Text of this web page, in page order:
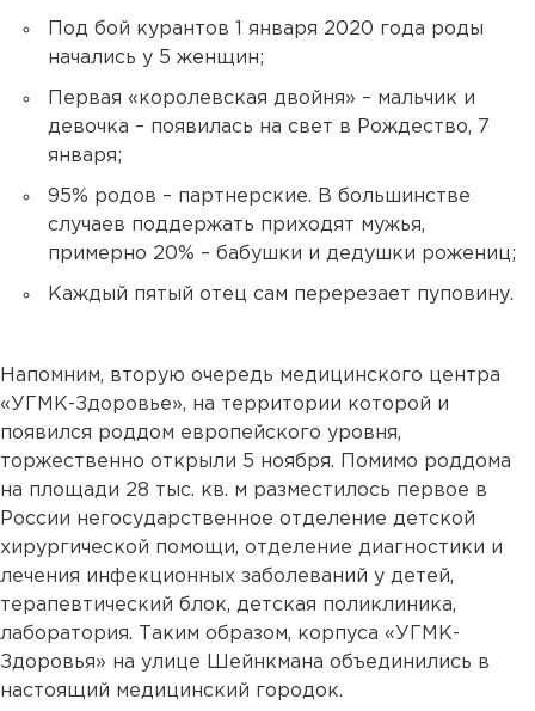
Под бой курантов 1 января 2020 года роды
начались у 5 женщин;
Первая «королевская двойня» – мальчик и
девочка – появилась на свет в Рождество, 7
января;
95% родов – партнерские. В большинстве
случаев поддержать приходят мужья,
примерно 20% – бабушки и дедушки рожениц;
Каждый пятый отец сам перерезает пуповину.
Напомним, вторую очередь медицинского центра
«УГМК-Здоровье», на территории которой и
появился роддом европейского уровня,
торжественно открыли 5 ноября. Помимо роддома
на площади 28 тыс. кв. м разместилось первое в
России негосударственное отделение детской
хирургической помощи, отделение диагностики и
лечения инфекционных заболеваний у детей,
терапевтический блок, детская поликлиника,
лаборатория. Таким образом, корпуса «УГМК-
Здоровья» на улице Шейнкмана объединились в
настоящий медицинский городок.